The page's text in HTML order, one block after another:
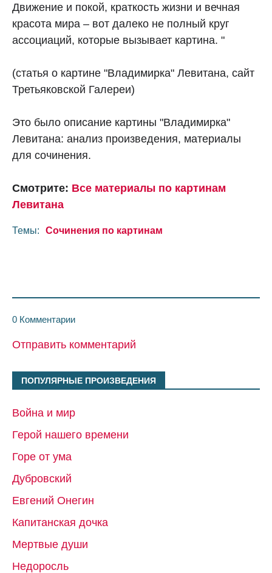
Движение и покой, краткость жизни и вечная
красота мира – вот далеко не полный круг
ассоциаций, которые вызывает картина. "
(статья о картине "Владимирка" Левитана, сайт
Третьяковской Галереи)
Это было описание картины "Владимирка"
Левитана: анализ произведения, материалы
для сочинения.
Смотрите: Все материалы по картинам
Левитана
Темы: Сочинения по картинам
0 Комментарии
Отправить комментарий
ПОПУЛЯРНЫЕ ПРОИЗВЕДЕНИЯ
Война и мир
Герой нашего времени
Горе от ума
Дубровский
Евгений Онегин
Капитанская дочка
Мертвые души
Недоросль